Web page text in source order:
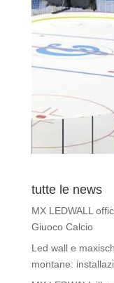
tutte le news
MX LEDWALL
Giuoco Calcio
Led wall e
montane: